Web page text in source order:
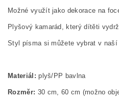
Možné využít jako dekorace na
Plyšový kamarád, který dítěti
Styl písma si můžete vybrat v naší
Materiál: plyš/PP bavlna
Rozměr: 30 cm, 60 cm (možno